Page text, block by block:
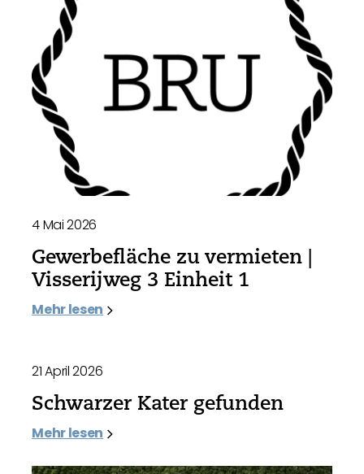
4 Mai 2026
Gewerbefläche zu vermieten |
Visserijweg 3 Einheit 1
Mehr lesen
21 April 2026
Schwarzer Kater gefunden
Mehr lesen